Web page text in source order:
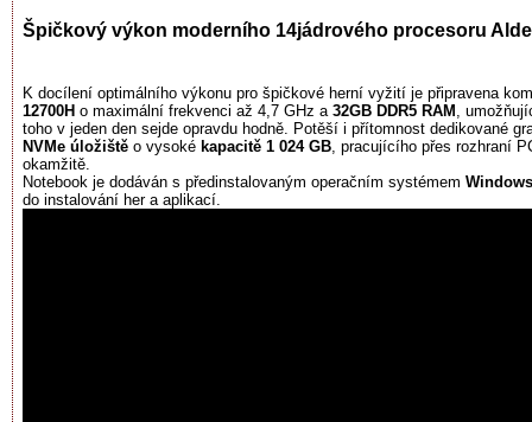
Špičkový výkon moderního 14jádrového procesoru
K docílení optimálního výkonu pro špičkové herní vyžití je připravena
12700H o maximální frekvenci až 4,7 GHz a 32GB DDR5 RAM ,
toho v jeden den sejde opravdu hodně. Potěší i přítomnost dedikované
NVMe úložiště o vysoké kapacitě 1 024 GB, pracujícího přes rozhraní
okamžitě.
Notebook je dodáván s předinstalovaným operačním systémem
do instalování her a aplikací.